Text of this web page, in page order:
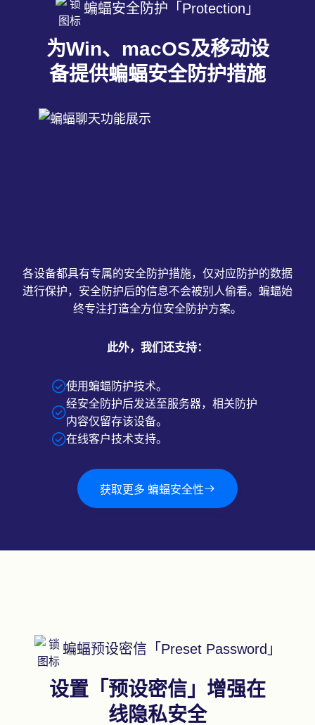
蝙蝠安全防护「Protection」
为Win、macOS及移动设
备提供蝙蝠安全防护措施
各设备都具有专属的安全防护措施，仅对应防护的数据
进行保护，安全防护后的信息不会被别人偷看。蝙蝠始
终专注打造全方位安全防护方案。
此外，我们还支持：
使用蝙蝠防护技术。
经安全防护后发送至服务器，相关防护
内容仅留存该设备。
在线客户技术支持。
获取更多 蝙蝠安全性
蝙蝠预设密信「Preset Password」
设置「预设密信」增强在
线隐私安全